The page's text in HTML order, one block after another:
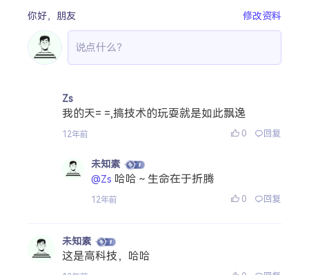
你好， 朋友 修改资料
Zs
我的天= =,搞技术的玩耍就是如此飘逸
12年前 0 回复
未知素
@Zs 哈哈～生命在于折腾
12年前 0 回复
未知素
这是高科技，哈哈